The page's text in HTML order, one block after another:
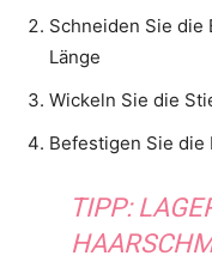
Schneiden Sie
Länge
Wickeln Sie die
Befestigen Sie die
TIPP: